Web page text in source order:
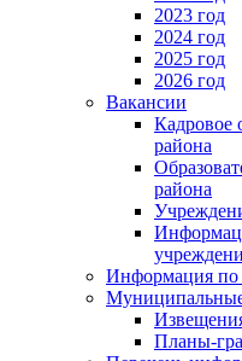
2023 год
2024 год
2025 год
2026 год
Вакансии
Кадровое
района
района
Информация
Планы-